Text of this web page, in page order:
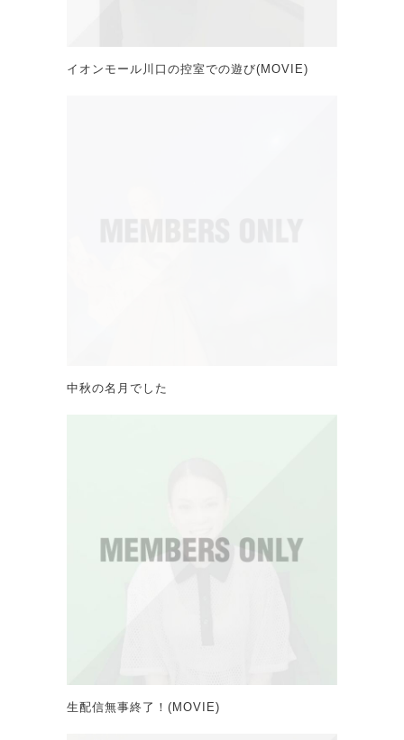
イオンモール川口の控室での遊び(MOVIE)
中秋の名月でした
生配信無事終了！(MOVIE)